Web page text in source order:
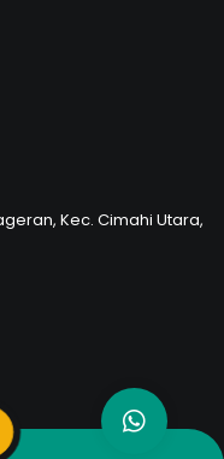
Kec. Cimahi Utara,